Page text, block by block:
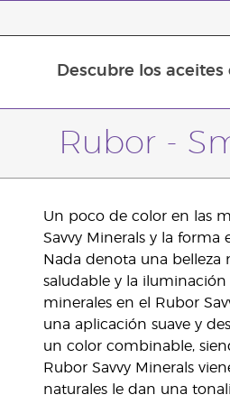
Descubre los aceites
Rubor -
Un poco de color en las
Savvy Minerals y la
Nada denota una belleza
saludable y la
minerales en el Rubor
una aplicación suave y
un color combinable,
Rubor Savvy Minerals
naturales le dan una